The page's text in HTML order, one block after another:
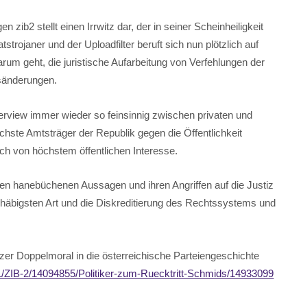
zib2 stellt einen Irrwitz dar, der in seiner Scheinheiligkeit
und der Uploadfilter beruft sich nun plötzlich auf
geht, die juristische Aufarbeitung von Verfehlungen der
immer wieder so feinsinnig zwischen privaten und
Amtsträger der Republik gegen die Öffentlichkeit
von höchstem öffentlichen Interesse.
hanebüchenen Aussagen und ihren Angriffen auf die Justiz
Art und die Diskreditierung des Rechtssystems und
Doppelmoral in die österreichische Parteiengeschichte
ZIB-2/14094855/Politiker-zum-Ruecktritt-Schmids/14933099